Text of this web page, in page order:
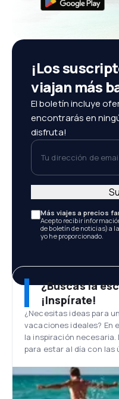
¡Los
viajan más
El boletín incluye
encontrarás en
disfruta!
Tu dirección de email
Más viajes a precios
Acepto recibir
de boletín de noticias) a
yo he proporcionado.
¿Buscas la
¡Inspírate!
¿Necesitas ideas para
vacaciones ideales? En
la inspiración
para estar al día con las